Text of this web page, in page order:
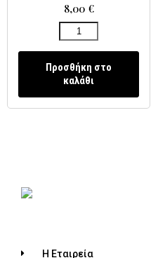
8,00 €
Προσθήκη στο
καλάθι
Η Εταιρεία